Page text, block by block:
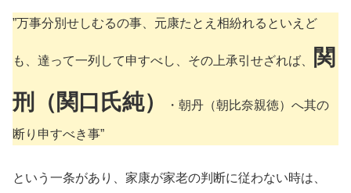
”万事分別せしむるの事、元康たとえ相紛れるといえど
も、達って一列して申すべし、その上承引せざれば、
関
刑（関口氏純）
・朝丹（朝比奈親徳）へ其の
断り申すべき事”
という一条があり、家康が家老の判断に従わない時は、